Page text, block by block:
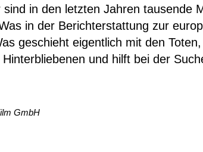
in den letzten Jahren tausende
in der Berichterstattung zur
geschieht eigentlich mit den
und hilft bei der
GmbH